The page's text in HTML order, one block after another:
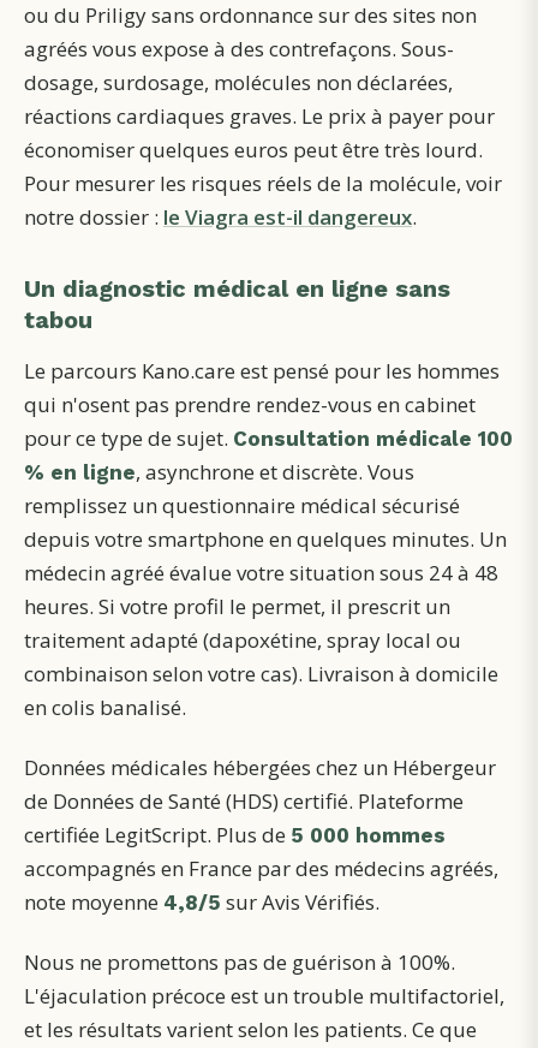
ou du Priligy sans ordonnance sur des sites non
agréés vous expose à des contrefaçons. Sous-
dosage, surdosage, molécules non déclarées,
réactions cardiaques graves. Le prix à payer pour
économiser quelques euros peut être très lourd.
Pour mesurer les risques réels de la molécule, voir
notre dossier : le Viagra est-il dangereux.
Un diagnostic médical en ligne sans
tabou
Le parcours Kano.care est pensé pour les hommes
qui n'osent pas prendre rendez-vous en cabinet
pour ce type de sujet. Consultation médicale 100
% en ligne, asynchrone et discrète. Vous
remplissez un questionnaire médical sécurisé
depuis votre smartphone en quelques minutes. Un
médecin agréé évalue votre situation sous 24 à 48
heures. Si votre profil le permet, il prescrit un
traitement adapté (dapoxétine, spray local ou
combinaison selon votre cas). Livraison à domicile
en colis banalisé.
Données médicales hébergées chez un Hébergeur
de Données de Santé (HDS) certifié. Plateforme
certifiée LegitScript. Plus de 5 000 hommes
accompagnés en France par des médecins agréés,
note moyenne 4,8/5 sur Avis Vérifiés.
Nous ne promettons pas de guérison à 100%.
L'éjaculation précoce est un trouble multifactoriel,
et les résultats varient selon les patients. Ce que